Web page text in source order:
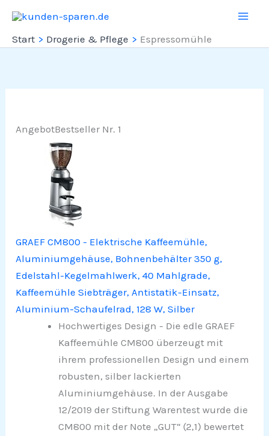
Inhalt
springen
Start Drogerie & Pflege Espressomühle
AngebotBestseller Nr. 1
GRAEF CM800 - Elektrische Kaffeemühle,
Aluminiumgehäuse, Bohnenbehälter 350 g,
Edelstahl-Kegelmahlwerk, 40 Mahlgrade,
Kaffeemühle Siebträger, Antistatik-Einsatz,
Aluminium-Schaufelrad, 128 W, Silber
Hochwertiges Design - Die edle GRAEF
Kaffeemühle CM800 überzeugt mit
ihrem professionellen Design und einem
robusten, silber lackierten
Aluminiumgehäuse. In der Ausgabe
12/2019 der Stiftung Warentest wurde die
CM800 mit der Note „GUT“ (2,1) bewertet